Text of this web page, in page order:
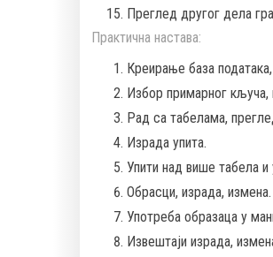
Преглед другог дела
Практична настава:
Креирање база
Избор примарног
Рад са табелама,
Израда упита.
Упити над више табела
Обрасци, израда, измена.
Употреба образаца у
Извештаји израда,